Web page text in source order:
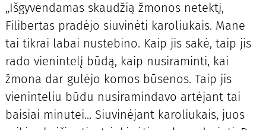
„Išgyvendamas skaudžią žmonos netektį,
Filibertas pradėjo siuvinėti karoliukais. Mane
tai tikrai labai nustebino. Kaip jis sakė, taip jis
rado vienintelį būdą, kaip nusiraminti, kai
žmona dar gulėjo komos būsenos. Taip jis
vieninteliu būdu nusiramindavo artėjant tai
baisiai minutei... Siuvinėjant karoliukais, juos